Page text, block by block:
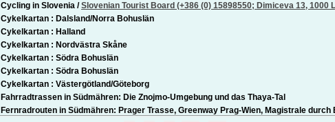
Cycling in Slovenia /Slovenian Tourist Board (+386 (0) 15898550; Dimiceva 13, 1000
Cykelkartan : Dalsland/Norra Bohuslän
Cykelkartan : Halland
Cykelkartan : Nordvästra Skåne
Cykelkartan : Södra Bohuslän
Cykelkartan : Södra Bohuslän
Cykelkartan : Västergötland/Göteborg
Fahrradtrassen in Südmähren: Die Znojmo-Umgebung und das Thaya-Tal
Fernradrouten in Südmähren: Prager Trasse, Greenway Prag-Wien, Magistrale